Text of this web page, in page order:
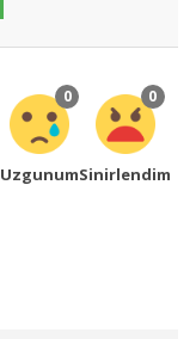
0
Uzgunum
0
Sinirlendim